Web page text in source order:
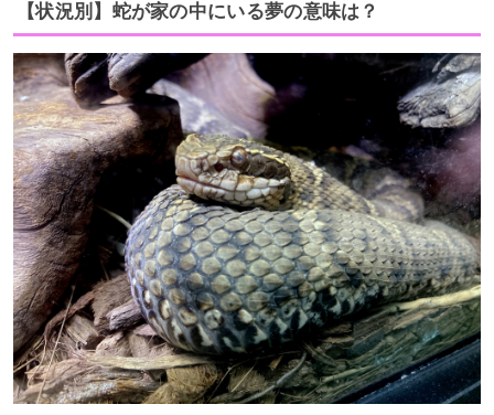
【状況別】蛇が家の中にいる夢の意味は？